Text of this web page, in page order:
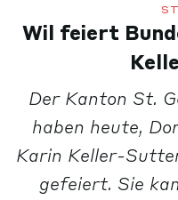
Wil feiert
Der Kanton St.
haben heute,
Karin Keller-
gefeiert. Sie